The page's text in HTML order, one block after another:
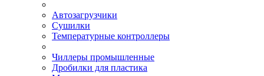
Автозагрузчики
Сушилки
Температурные контроллеры
Чиллеры промышленные
Дробилки для пластика